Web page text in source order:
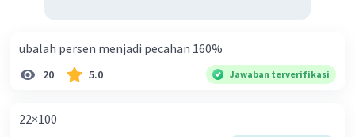
ubalah persen menjadi pecahan 160%
20 5.0 Jawaban terverifikasi
22×100